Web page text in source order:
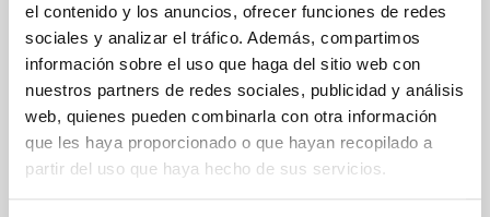
el contenido y los anuncios, ofrecer funciones de redes
sociales y analizar el tráfico. Además, compartimos
información sobre el uso que haga del sitio web con
nuestros partners de redes sociales, publicidad y análisis
web, quienes pueden combinarla con otra información
que les haya proporcionado o que hayan recopilado a
partir del uso que haya hecho de sus servicios.
MATERIAL DEL CUERPO DE BASE=ACERO INOXIDABLE
ÁNGULO DE APERTURA DEL BRAZO DE SUJECIÓN=90°
ÁNGULO DE APERTURA DE LA EMPUÑADURA=50°
FUERZA MANUAL FH N=200 FUERZA DE RETENCIÓN F1 N=3000
FUERZA DE SUJECIÓN F3 N=1000
A=40 A1=25,4 A2=7,3
B=44
B1=30
B5=4 C=41,2 D=6,7 H=210 H1=153
LONGITUD=74,6
L1=31,8
L2=14 M=1/2-13X2,5